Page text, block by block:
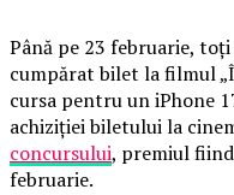
Până pe 23 februarie,
cumpărat bilet la filmul
cursa pentru un iPhone
achiziției biletului la
concursului, premiul
februarie.